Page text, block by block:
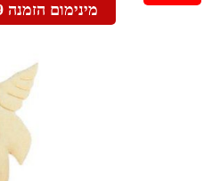
מינימום הזמנה 99.99ש”ח